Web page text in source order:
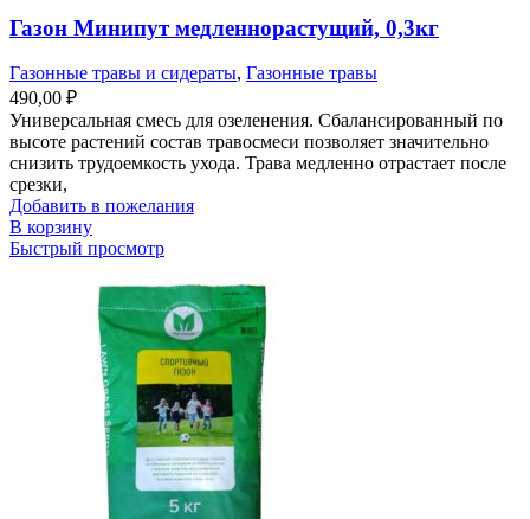
Газон Минипут медленнорастущий, 0,3кг
Газонные травы и сидераты, Газонные травы
490,00 ₽
Универсальная смесь для озеленения. Сбалансированный по
высоте растений состав травосмеси позволяет значительно
снизить трудоемкость ухода. Трава медленно отрастает после
срезки,
Добавить в пожелания
В корзину
Быстрый просмотр